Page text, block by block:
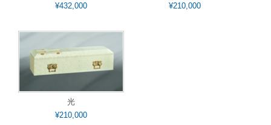
¥432,000
¥210,000
光
¥210,000